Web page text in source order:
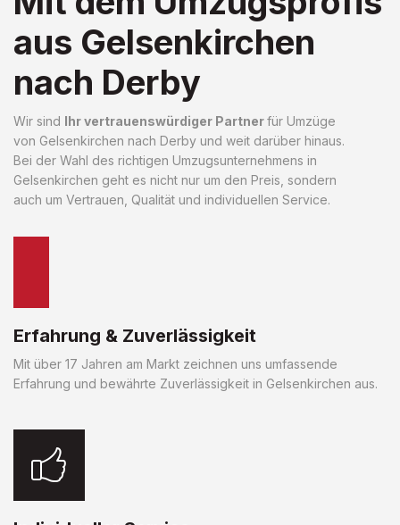
aus Gelsenkirchen
nach Derby
Wir sind Ihr vertrauenswürdiger Partnerfür Umzüge
von Gelsenkirchen nach Derby und weit darüber hinaus.
Bei der Wahl des richtigen Umzugsunternehmens in
Gelsenkirchen geht es nicht nur um den Preis, sondern
auch um Vertrauen, Qualität und individuellen Service.
Erfahrung & Zuverlässigkeit
Mit über 17 Jahren am Markt zeichnen uns umfassende
Erfahrung und bewährte Zuverlässigkeit in Gelsenkirchen aus.